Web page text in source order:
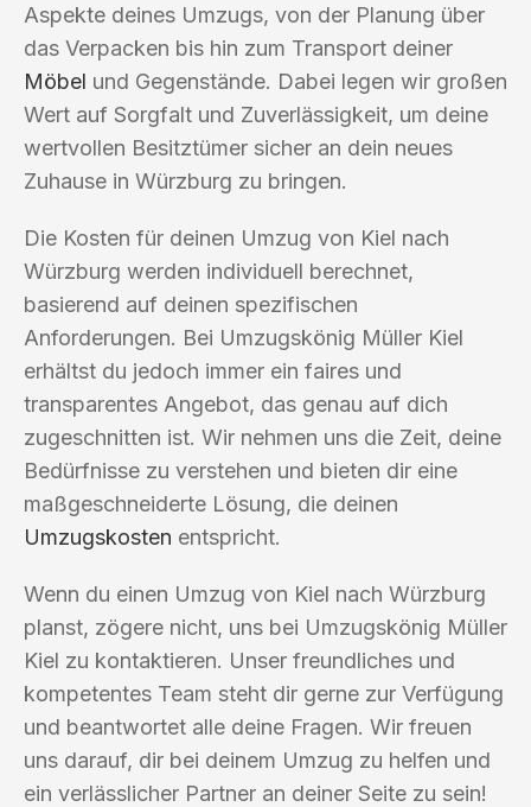
Aspekte deines Umzugs, von der Planung über
das Verpacken bis hin zum Transport deiner
Möbel und Gegenstände. Dabei legen wir großen
Wert auf Sorgfalt und Zuverlässigkeit, um deine
wertvollen Besitztümer sicher an dein neues
Zuhause in Würzburg zu bringen.
Die Kosten für deinen Umzug von Kiel nach
Würzburg werden individuell berechnet,
basierend auf deinen spezifischen
Anforderungen. Bei Umzugskönig Müller Kiel
erhältst du jedoch immer ein faires und
transparentes Angebot, das genau auf dich
zugeschnitten ist. Wir nehmen uns die Zeit, deine
Bedürfnisse zu verstehen und bieten dir eine
maßgeschneiderte Lösung, die deinen
Umzugskosten entspricht.
Wenn du einen Umzug von Kiel nach Würzburg
planst, zögere nicht, uns bei Umzugskönig Müller
Kiel zu kontaktieren. Unser freundliches und
kompetentes Team steht dir gerne zur Verfügung
und beantwortet alle deine Fragen. Wir freuen
uns darauf, dir bei deinem Umzug zu helfen und
ein verlässlicher Partner an deiner Seite zu sein!